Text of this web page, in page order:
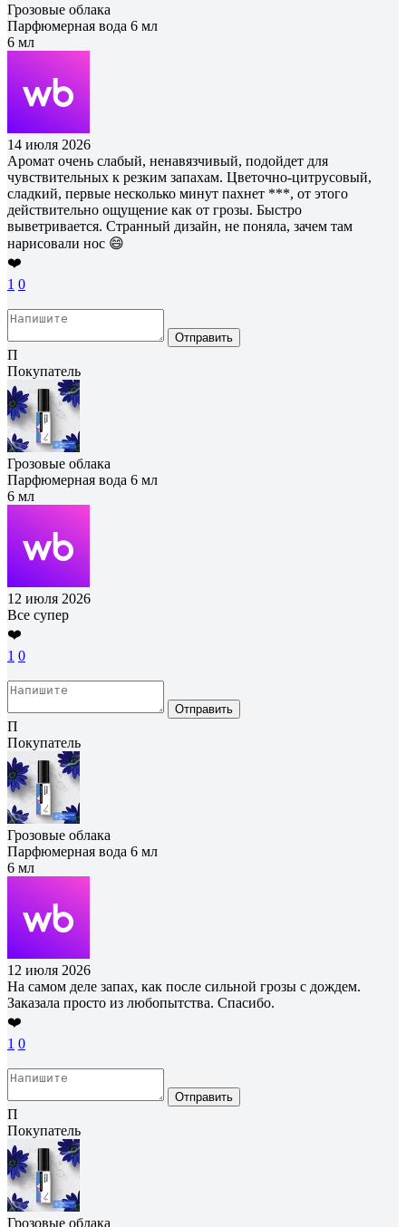
Грозовые облака
Парфюмерная вода 6 мл
6 мл
14 июля 2026
Аромат очень слабый, ненавязчивый, подойдет для
чувствительных к резким запахам. Цветочно-цитрусовый,
сладкий, первые несколько минут пахнет ***, от этого
действительно ощущение как от грозы. Быстро
выветривается. Странный дизайн, не поняла, зачем там
нарисовали нос 😄
❤️
1 0
Отправить
П
Покупатель
Грозовые облака
Парфюмерная вода 6 мл
6 мл
12 июля 2026
Все супер
❤️
1 0
Отправить
П
Покупатель
Грозовые облака
Парфюмерная вода 6 мл
6 мл
12 июля 2026
На самом деле запах, как после сильной грозы с дождем.
Заказала просто из любопытства. Спасибо.
❤️
1 0
Отправить
П
Покупатель
Грозовые облака